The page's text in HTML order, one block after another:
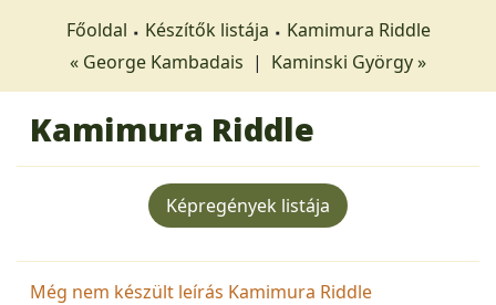
Főoldal Készítők listája
Kamimura Riddle
« George Kambadais | Kaminski György »
Kamimura Riddle
Képregények listája
Még nem készült leírás Kamimura Riddle